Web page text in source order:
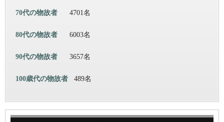
70代の物故者 4701名
80代の物故者 6003名
90代の物故者 3657名
100歳代の物故者 489名